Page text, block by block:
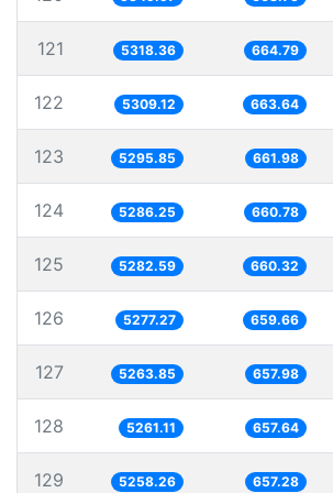
121 5318.36 664.79
122 5309.12 663.64
123 5295.85 661.98
124 5286.25 660.78
125 5282.59 660.32
126 5277.27 659.66
127 5263.85 657.98
128 5261.11 657.64
129 5258.26 657.28